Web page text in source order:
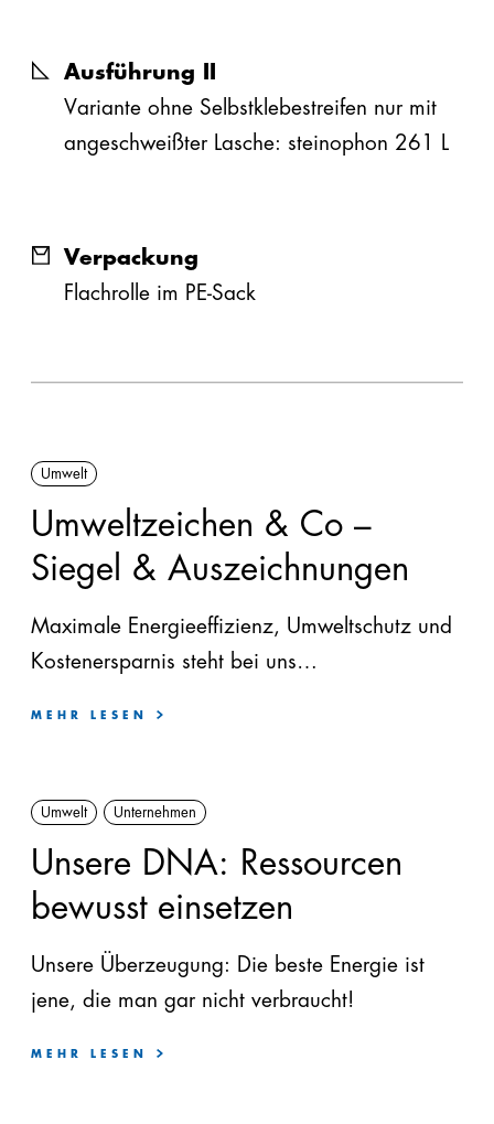
Ausführung II
Variante ohne Selbstklebestreifen nur mit
angeschweißter Lasche: steinophon 261 L
Verpackung
Flachrolle im PE-Sack
Umwelt
Umweltzeichen & Co –
Siegel & Auszeichnungen
Maximale Energieeffizienz, Umweltschutz und
Kostenersparnis steht bei uns
MEHR LESEN
Umwelt Unternehmen
Unsere DNA: Ressourcen
bewusst einsetzen
Unsere Überzeugung: Die beste Energie ist
jene, die man gar nicht verbraucht!
MEHR LESEN